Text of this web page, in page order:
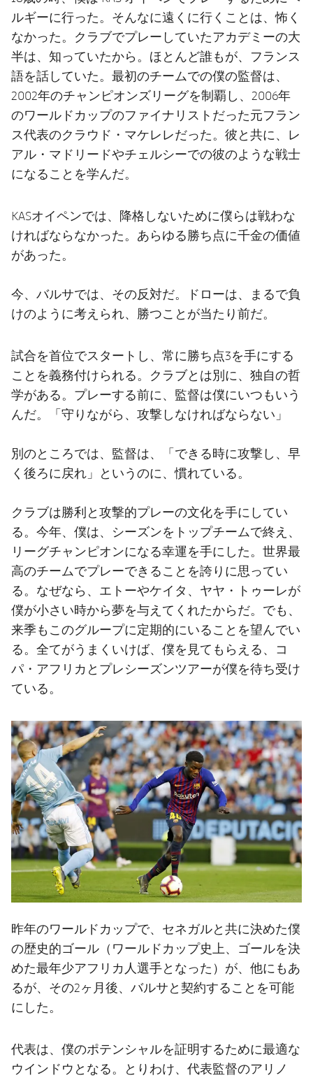
ルギーに行った。そんなに遠くに行くことは、怖く
なかった。クラブでプレーしていたアカデミーの大
半は、知っていたから。ほとんど誰もが、フランス
語を話していた。最初のチームでの僕の監督は、
2002年のチャンピオンズリーグを制覇し、2006年
のワールドカップのファイナリストだった元フラン
ス代表のクラウド・マケレレだった。彼と共に、レ
アル・マドリードやチェルシーでの彼のような戦士
になることを学んだ。
KASオイペンでは、降格しないために僕らは戦わな
ければならなかった。あらゆる勝ち点に千金の価値
があった。
今、バルサでは、その反対だ。ドローは、まるで負
けのように考えられ、勝つことが当たり前だ。
試合を首位でスタートし、常に勝ち点3を手にする
ことを義務付けられる。クラブとは別に、独自の哲
学がある。プレーする前に、監督は僕にいつもいう
んだ。「守りながら、攻撃しなければならない」
別のところでは、監督は、「できる時に攻撃し、早
く後ろに戻れ」というのに、慣れている。
クラブは勝利と攻撃的プレーの文化を手にしてい
る。今年、僕は、シーズンをトップチームで終え、
リーグチャンピオンになる幸運を手にした。世界最
高のチームでプレーできることを誇りに思ってい
る。なぜなら、エトーやケイタ、ヤヤ・トゥーレが
僕が小さい時から夢を与えてくれたからだ。でも、
来季もこのグループに定期的にいることを望んでい
る。全てがうまくいけば、僕を見てもらえる、コ
パ・アフリカとプレシーズンツアーが僕を待ち受け
ている。
昨年のワールドカップで、セネガルと共に決めた僕
の歴史的ゴール（ワールドカップ史上、ゴールを決
めた最年少アフリカ人選手となった）が、他にもあ
るが、その2ヶ月後、バルサと契約することを可能
にした。
代表は、僕のポテンシャルを証明するために最適な
ウインドウとなる。とりわけ、代表監督のアリノ